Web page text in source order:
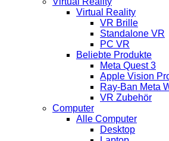
Virtual Reality
VR Brille
Standalone VR
PC VR
Beliebte Produkte
Meta Quest 3
Apple Vision
Ray-Ban Meta
VR Zubehör
Computer
Alle Computer
Desktop